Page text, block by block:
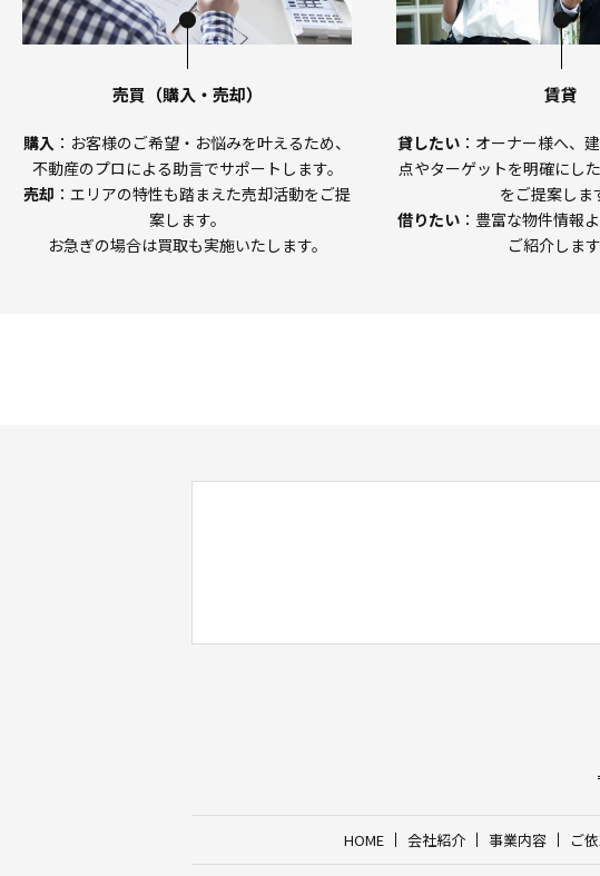
売買（購入・売却）
購入 ：お客様のご希望・お悩みを叶えるため、
不動産のプロによる助言でサポートします。
売却 ：エリアの特性も踏まえた売却活動をご提
案します。
お急ぎの場合は買取も実施いたします。
賃貸
貸したい ：オーナー様へ、
点やターゲットを明確にした
をご提案しま
借りたい ：豊富な物件情報
ご紹介します
HOME 会社紹介 事業内容 ご